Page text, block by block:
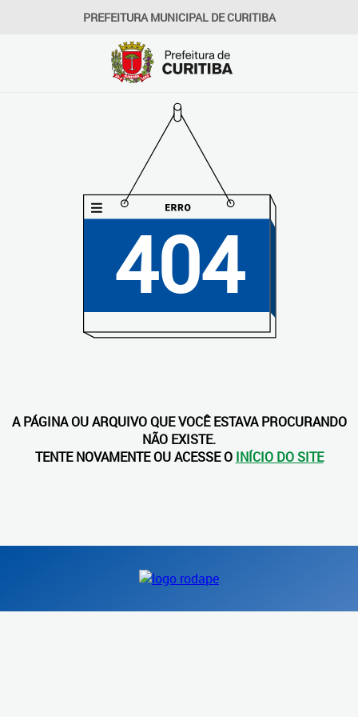
PREFEITURA MUNICIPAL DE CURITIBA
404
A PÁGINA OU ARQUIVO QUE VOCÊ ESTAVA PROCURANDO
NÃO EXISTE.
TENTE NOVAMENTE OU ACESSE O INÍCIO DO SITE